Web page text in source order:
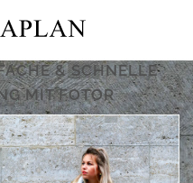
& SCHNELLE
MIT FOTOR